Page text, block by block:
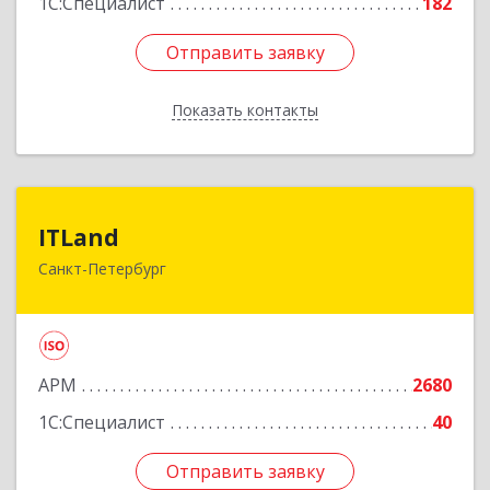
Отправить заявку
Показать контакты
Отправить заявку
Назад
ITLand
Санкт-Петербург
АРМ
2680
1С:Специалист
40
Отправить заявку
197101, Санкт-Петербург г, Мира ул, дом № 3,
Отправить заявку